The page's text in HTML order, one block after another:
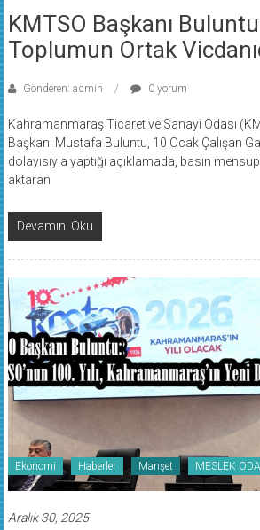
KMTSO Başkanı Buluntu:
Toplumun Ortak
Kahramanmaraş Ticaret ve Sanayi Odası
Başkanı Mustafa Buluntu, 10 Ocak Çalışan
dolayısıyla yaptığı açıklamada, basın
aktaran
Devamını Oku
Ekonomi Haberler Manşet MESLEK